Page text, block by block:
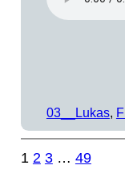
03__Lukas,
1 2 3 … 49